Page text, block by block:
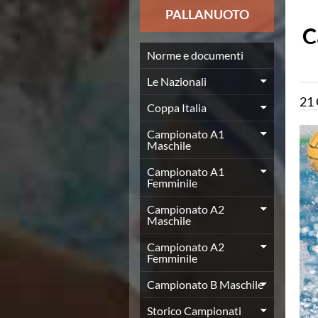
News
Europei a modo Mei
Nuoto
Eventi attività agonistica
Calendario nazionale
Norme e documenti
Risultati e Classifiche
Graduatorie
Graduatorie Stagione 2025-2026
Azzurri
Records
News
Flash News
Pallanuoto
Norme e documenti
Le Nazionali
Coppa Italia
Campionato A1 Maschile
Campionato A1 Femminile
PALLANUOTO
Norme e documenti
Le Nazionali
Coppa Italia
Campionato A1
Maschile
Campionato A1
Femminile
Campionato A2
Maschile
Campionato A2
Femminile
Campionato B Maschile
Storico Campionati
21